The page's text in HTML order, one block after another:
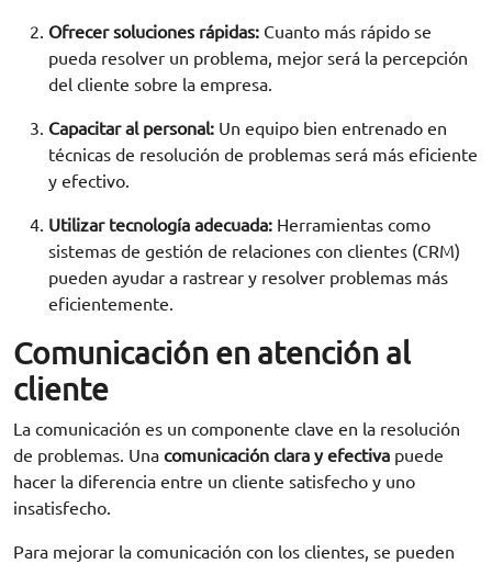
Ofrecer soluciones rápidas: Cuanto más rápido se
pueda resolver un problema, mejor será la percepción
del cliente sobre la empresa.
Capacitar al personal: Un equipo bien entrenado en
técnicas de resolución de problemas será más eficiente
y efectivo.
Utilizar tecnología adecuada: Herramientas como
sistemas de gestión de relaciones con clientes (CRM)
pueden ayudar a rastrear y resolver problemas más
eficientemente.
Comunicación en atención al
cliente
La comunicación es un componente clave en la resolución
de problemas. Una comunicación clara y efectiva puede
hacer la diferencia entre un cliente satisfecho y uno
insatisfecho.
Para mejorar la comunicación con los clientes, se pueden